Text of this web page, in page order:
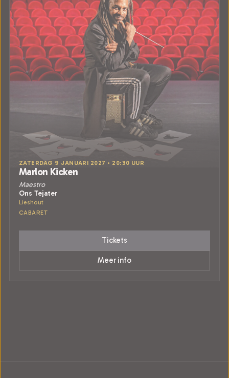
ZATERDAG 9 JANUARI 2027 • 20:30 UUR
Marlon Kicken
Maestro
Ons Tejater
Lieshout
CABARET
Tickets
Meer info